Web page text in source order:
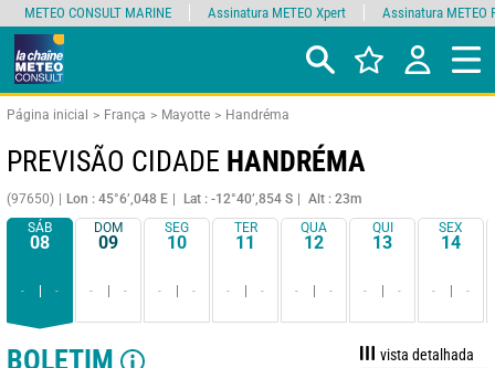
Página inicial França Mayotte Handréma
PREVISÃO CIDADE HANDRÉMA
(97650) Lon : 45°6’,048 E Lat : -12°40’,854 S
Alt : 23m
SÁB
08
- -
DOM
09
- -
SEG
10
- -
TER
11
- -
QUA
12
- -
QUI
13
- -
SEX
14
- -
BOLETIM
vista detalhada
METEO CONSULT MARINE Assinatura METEO Xpert Assinatura METEO